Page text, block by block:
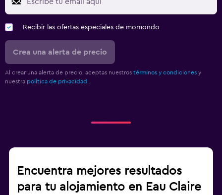
Recibir las ofertas especiales de momondo
Crea una alerta de precio
Al crear una alerta de precio, aceptas nuestros términos y condiciones y
nuestra política de privacidad..
Encuentra mejores resultados
para tu alojamiento en Eau Claire